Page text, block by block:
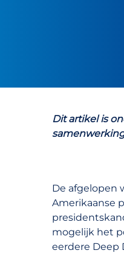
Dit artikel is
De afgelopen
Amerikaanse
mogelijk het
eerdere Deep